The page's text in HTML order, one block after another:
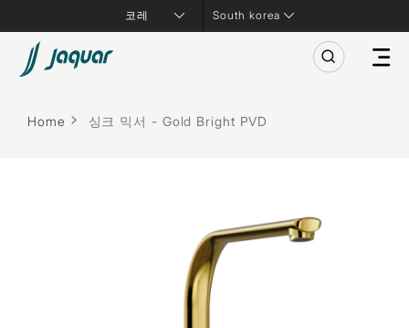
South korea
Home 싱크 믹서 - Gold Bright PVD